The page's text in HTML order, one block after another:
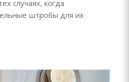
случаях, когда
штробы для их